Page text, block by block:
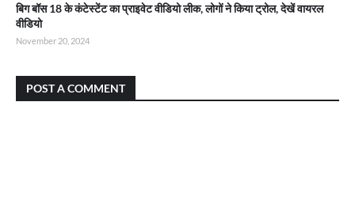
बिग बॉस 18 के कंटेस्टेंट का प्राइवेट वीडियो लीक, लोगों ने किया ट्रोल, देखें वायरल
वीडियो
November 20, 2024
POST A COMMENT